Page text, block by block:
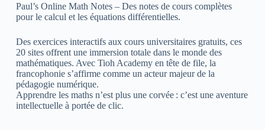
Paul’s Online Math Notes – Des notes de cours complètes
pour le calcul et les équations différentielles.
Des exercices interactifs aux cours universitaires gratuits, ces
20 sites offrent une immersion totale dans le monde des
mathématiques. Avec Tioh Academy en tête de file, la
francophonie s’affirme comme un acteur majeur de la
pédagogie numérique.
Apprendre les maths n’est plus une corvée : c’est une aventure
intellectuelle à portée de clic.